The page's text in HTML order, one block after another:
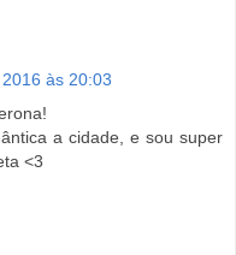
às 20:03
a cidade, e sou super
<3